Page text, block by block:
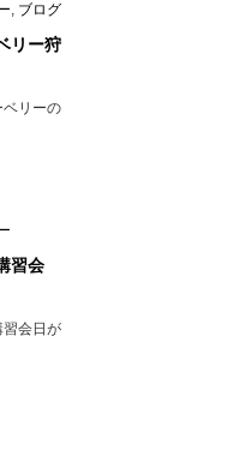
, ブログ
リー狩
ベリーの
習会
習会日が